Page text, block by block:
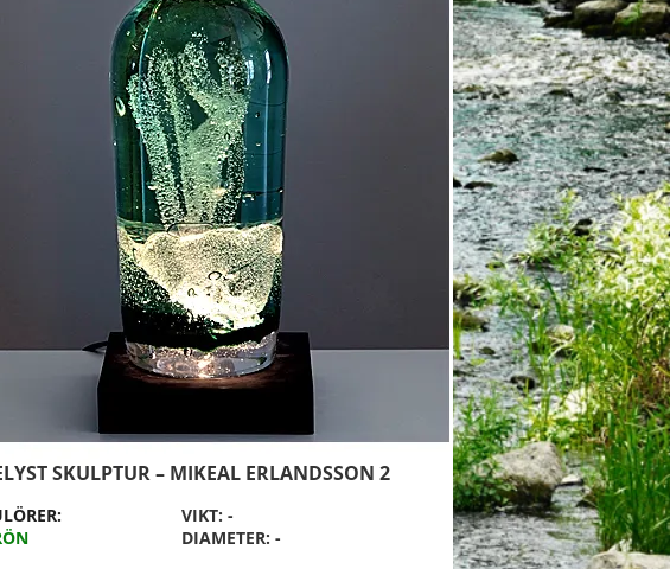
VIKT: -
DIAMETER: -
SKULPTUR – MIKEAL ERLANDSSON 2